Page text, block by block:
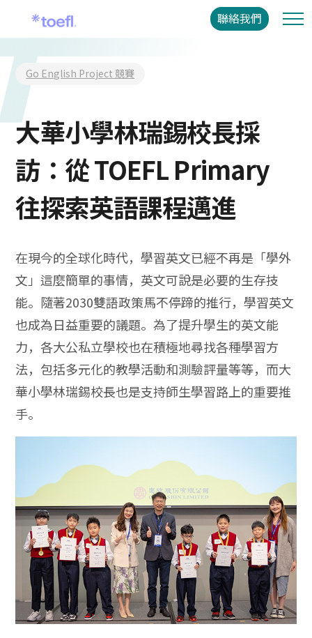
聯絡我們
Go English Project 競賽
大華小學林瑞錫校長採
訪：從 TOEFL Primary
往探索英語課程邁進
在現今的全球化時代，學習英文已經不再是「學外
文」這麼簡單的事情，英文可說是必要的生存技
能。隨著2030雙語政策馬不停蹄的推行，學習英文
也成為日益重要的議題。為了提升學生的英文能
力，各大公私立學校也在積極地尋找各種學習方
法，包括多元化的教學活動和測驗評量等等，而大
華小學林瑞錫校長也是支持師生學習路上的重要推
手。